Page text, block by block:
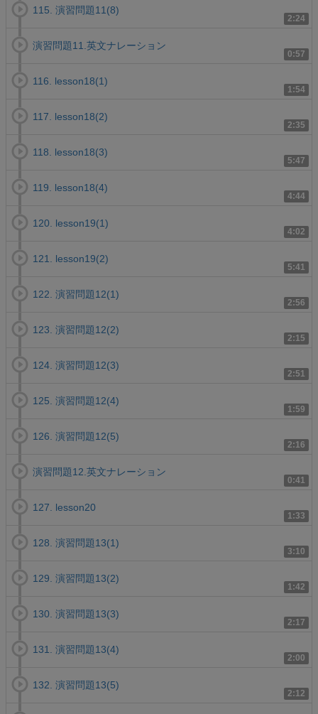
2:24
115. 演習問題11(8)
0:57
演習問題11.英文ナレーション
1:54
116. lesson18(1)
2:35
117. lesson18(2)
5:47
118. lesson18(3)
4:44
119. lesson18(4)
4:02
120. lesson19(1)
5:41
121. lesson19(2)
2:56
122. 演習問題12(1)
2:15
123. 演習問題12(2)
2:51
124. 演習問題12(3)
1:59
125. 演習問題12(4)
2:16
126. 演習問題12(5)
0:41
演習問題12.英文ナレーション
1:33
127. lesson20
3:10
128. 演習問題13(1)
1:42
129. 演習問題13(2)
2:17
130. 演習問題13(3)
2:00
131. 演習問題13(4)
2:12
132. 演習問題13(5)